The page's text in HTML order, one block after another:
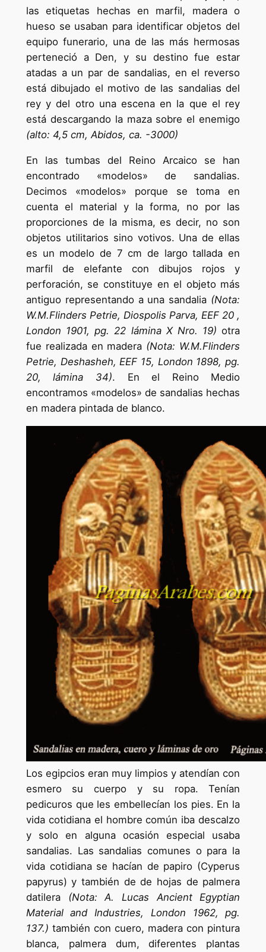
las etiquetas hechas en marfil, madera o
hueso se usaban para identificar objetos del
equipo funerario, una de las más hermosas
perteneció a Den, y su destino fue estar
atadas a un par de sandalias, en el reverso
está dibujado el motivo de las sandalias del
rey y del otro una escena en la que el rey
está descargando la maza sobre el enemigo
(alto: 4,5 cm, Abidos, ca. -3000)
En las tumbas del Reino Arcaico se han
encontrado «modelos» de sandalias.
Decimos «modelos» porque se toma en
cuenta el material y la forma, no por las
proporciones de la misma, es decir, no son
objetos utilitarios sino votivos. Una de ellas
es un modelo de 7 cm de largo tallada en
marfil de elefante con dibujos rojos y
perforación, se constituye en el objeto más
antiguo representando a una sandalia (Nota:
W.M.Flinders Petrie, Diospolis Parva, EEF 20 ,
London 1901, pg. 22 lámina X Nro. 19) otra
fue realizada en madera (Nota: W.M.Flinders
Petrie, Deshasheh, EEF 15, London 1898, pg.
20, lámina 34). En el Reino Medio
encontramos «modelos» de sandalias hechas
en madera pintada de blanco.
Los egipcios eran muy limpios y atendían con
esmero su cuerpo y su ropa. Tenían
pedicuros que les embellecían los pies. En la
vida cotidiana el hombre común iba descalzo
y solo en alguna ocasión especial usaba
sandalias. Las sandalias comunes o para la
vida cotidiana se hacían de papiro (Cyperus
papyrus) y también de de hojas de palmera
datilera (Nota: A. Lucas Ancient Egyptian
Material and Industries, London 1962, pg.
137.) también con cuero, madera con pintura
blanca, palmera dum, diferentes plantas